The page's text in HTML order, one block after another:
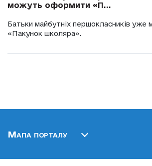
можуть оформити «П...
Батьки майбутніх першокласників
«Пакунок школяра».
Мапа порталу